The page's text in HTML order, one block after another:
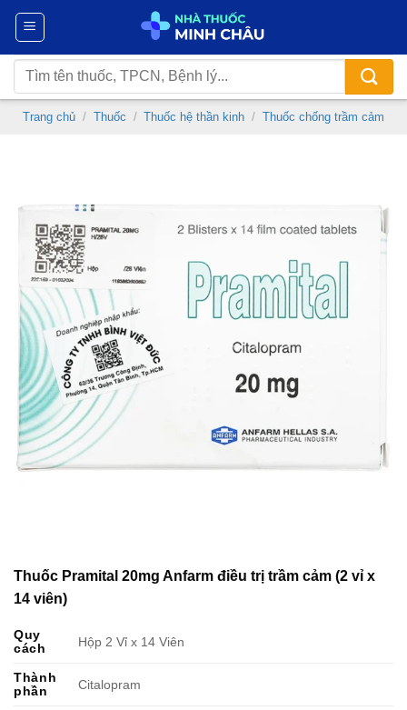
Chuyển
nội
dung
Tìm
kiếm:
Trang chủ / Thuốc / Thuốc hệ thần kinh / Thuốc chống trầm cảm
Thuốc Pramital 20mg Anfarm điều trị trầm cảm (2 vỉ x
14 viên)
Quy
cách
Hộp 2 Vỉ x 14 Viên
Thành
phần
Citalopram